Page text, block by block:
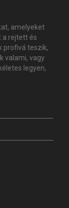
amelyeket
a rejtett és
profivá teszik,
valami, vagy
legyen,